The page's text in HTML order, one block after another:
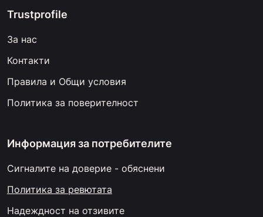
Trustprofile
За нас
Контакти
Правила и Общи условия
Политика за поверителност
Информация за потребителите
Сигналите на доверие - обяснени
Политика за ревютата
Надеждност на отзивите